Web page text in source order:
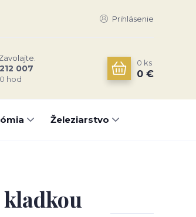
Prihlásenie
007
hod
0 ks
0 €
Železiarstvo